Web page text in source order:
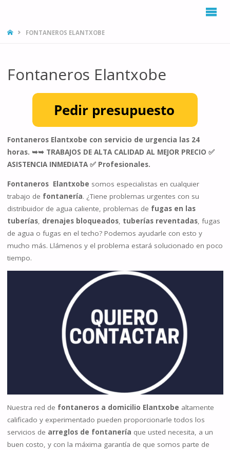
INICIOFONTANEROS ELANTXOBE
Fontaneros Elantxobe
Fontaneros Elantxobe con servicio de urgencia las 24
horas. ➥➥ TRABAJOS DE ALTA CALIDAD AL MEJOR PRECIO ✅
ASISTENCIA INMEDIATA ✅ Profesionales.
Fontaneros Elantxobe somos especialistas en cualquier
trabajo de fontanería. ¿Tiene problemas urgentes con su
distribuidor de agua caliente, problemas de fugas en las
tuberías, drenajes bloqueados, tuberías reventadas, fugas
de agua o fugas en el techo? Podemos ayudarle con esto y
mucho más. Llámenos y el problema estará solucionado en poco
tiempo.
Nuestra red de fontaneros a domicilio Elantxobe altamente
calificado y experimentado pueden proporcionarle todos los
servicios de arreglos de fontanería que usted necesita, a un
buen costo, y con la máxima garantía de que somos parte de